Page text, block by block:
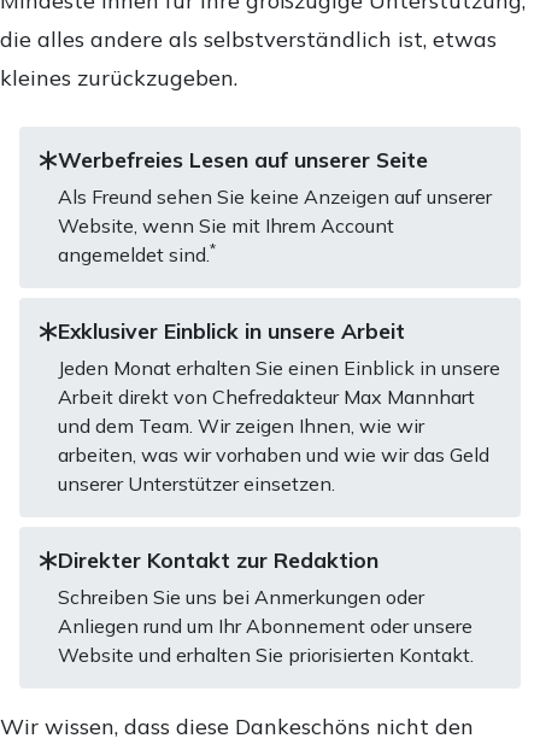
die alles andere als selbstverständlich ist, etwas
kleines zurückzugeben.
Werbefreies Lesen auf unserer Seite
Als Freund sehen Sie keine Anzeigen auf unserer
Website, wenn Sie mit Ihrem Account
angemeldet sind.*
Exklusiver Einblick in unsere Arbeit
Jeden Monat erhalten Sie einen Einblick in unsere
Arbeit direkt von Chefredakteur Max Mannhart
und dem Team. Wir zeigen Ihnen, wie wir
arbeiten, was wir vorhaben und wie wir das Geld
unserer Unterstützer einsetzen.
Direkter Kontakt zur Redaktion
Schreiben Sie uns bei Anmerkungen oder
Anliegen rund um Ihr Abonnement oder unsere
Website und erhalten Sie priorisierten Kontakt.
Wir wissen, dass diese Dankeschöns nicht den